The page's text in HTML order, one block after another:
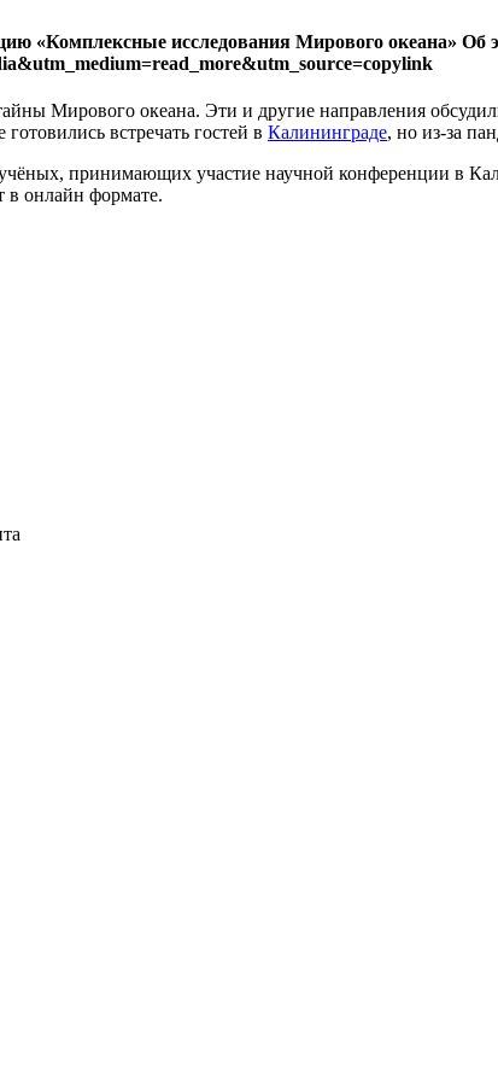
«Комплексные исследования Мирового океана» Об
Мирового океана. Эти и другие направления
встречать гостей в Калининграде, но из-за
принимающих участие научной конференции в
в онлайн формате.